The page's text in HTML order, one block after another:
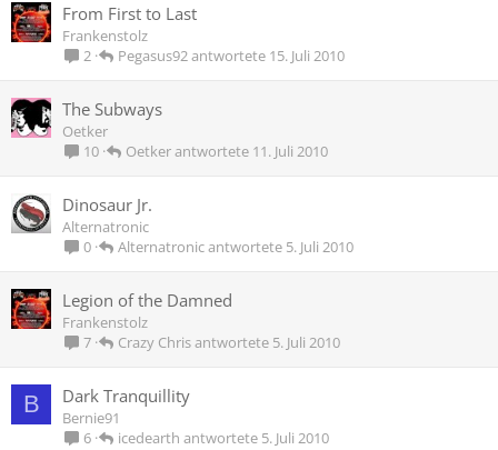
From First to Last
Frankenstolz
2
15. Juli 2010
Pegasus92
The Subways
Oetker
10
11. Juli 2010
Oetker
Dinosaur Jr.
Alternatronic
0
5. Juli 2010
Alternatronic
Legion of the Damned
Frankenstolz
7
5. Juli 2010
Crazy Chris
B Dark Tranquillity
Bernie91
6
5. Juli 2010
icedearth